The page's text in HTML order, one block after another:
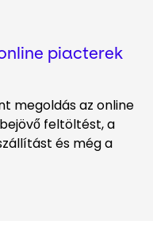
piacterek
megoldás az online
feltöltést, a
és még a